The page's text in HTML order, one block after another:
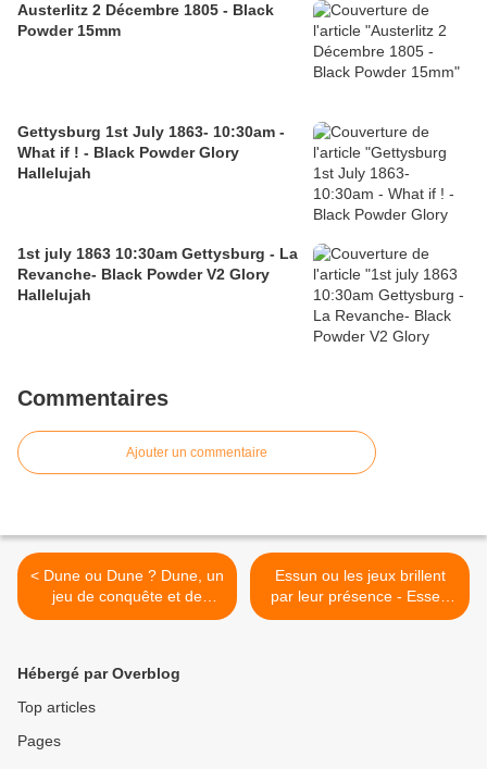
Austerlitz 2 Décembre 1805 - Black
Powder 15mm
Gettysburg 1st July 1863- 10:30am -
What if ! - Black Powder Glory
Hallelujah
1st july 1863 10:30am Gettysburg - La
Revanche- Black Powder V2 Glory
Hallelujah
Commentaires
Ajouter un commentaire
< Dune ou Dune ? Dune, un
jeu de conquête et de
diplomatie - Gale Force 9
Essun ou les jeux brillent
par leur présence - Essen
Spiele 2022 >
Hébergé par Overblog
Top articles
Pages